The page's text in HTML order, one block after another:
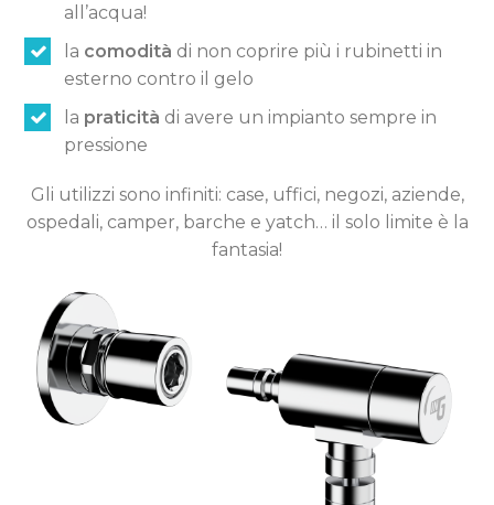
all’acqua!
la comodità di non coprire più i rubinetti in
esterno contro il gelo
la praticità di avere un impianto sempre in
pressione
Gli utilizzi sono infiniti: case, uffici, negozi, aziende,
ospedali, camper, barche e yatch… il solo limite è la
fantasia!